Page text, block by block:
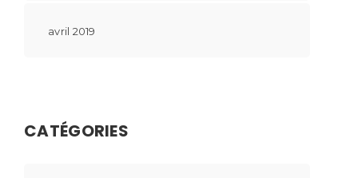
avril 2019
CATÉGORIES